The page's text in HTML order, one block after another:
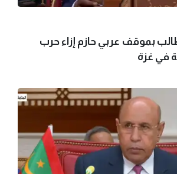
بموقف عربي حازم إزاء حرب
في غزة